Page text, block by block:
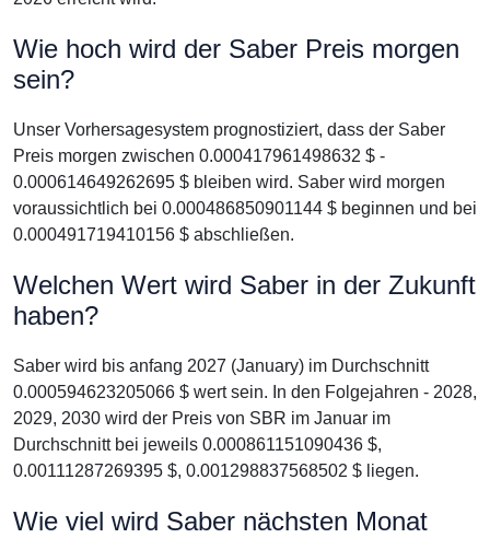
Wie hoch wird der Saber Preis morgen
sein?
Unser Vorhersagesystem prognostiziert, dass der Saber
Preis morgen zwischen 0.000417961498632 $ -
0.000614649262695 $ bleiben wird. Saber wird morgen
voraussichtlich bei 0.000486850901144 $ beginnen und bei
0.000491719410156 $ abschließen.
Welchen Wert wird Saber in der Zukunft
haben?
Saber wird bis anfang 2027 (January) im Durchschnitt
0.000594623205066 $ wert sein. In den Folgejahren - 2028,
2029, 2030 wird der Preis von SBR im Januar im
Durchschnitt bei jeweils 0.000861151090436 $,
0.00111287269395 $, 0.001298837568502 $ liegen.
Wie viel wird Saber nächsten Monat